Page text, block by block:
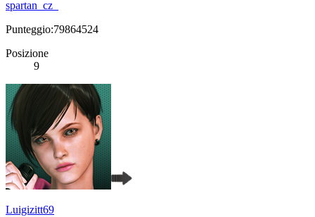
spartan_cz_
Punteggio:79864524
Posizione
9
Luigizitt69